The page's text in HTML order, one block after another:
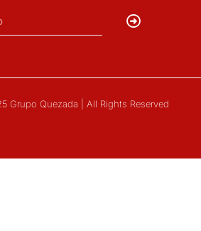
Grupo Quezada | All Rights Reserved